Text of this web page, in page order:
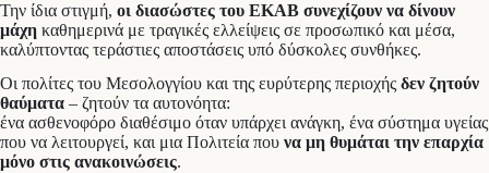
Την ίδια στιγμή, οι διασώστες του ΕΚΑΒ συνεχίζουν να δίνουν
μάχη καθημερινά με τραγικές ελλείψεις σε προσωπικό και μέσα,
καλύπτοντας τεράστιες αποστάσεις υπό δύσκολες συνθήκες.
Οι πολίτες του Μεσολογγίου και της ευρύτερης περιοχής δεν ζητούν
θαύματα – ζητούν τα αυτονόητα:
ένα ασθενοφόρο διαθέσιμο όταν υπάρχει ανάγκη, ένα σύστημα υγείας
που να λειτουργεί, και μια Πολιτεία που να μη θυμάται την επαρχία
μόνο στις ανακοινώσεις.